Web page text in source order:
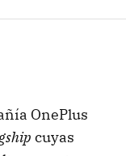
OnePlus
cuyas